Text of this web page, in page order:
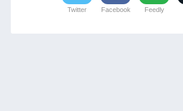
Twitter Facebook Feedly